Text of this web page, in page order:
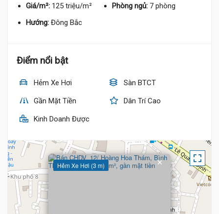
Giá/m²: 125 triệu/m² Phòng ngủ: 7 phòng
Hướng: Đông Bắc
Điểm nổi bật
Hẻm Xe Hơi Sàn BTCT
Gần Mặt Tiền Dân Trí Cao
Kinh Doanh Được
Hẻm Xe Hơi (3 m) ×